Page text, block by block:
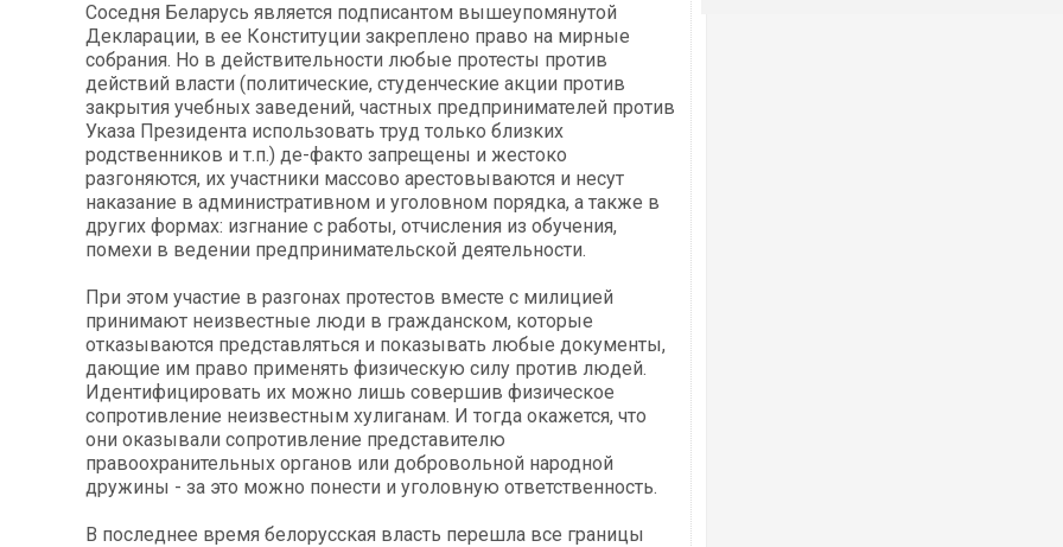
Соседня Беларусь является подписантом вышеупомянутой
Декларации, в ее Конституции закреплено право на мирные
собрания. Но в действительности любые протесты против
действий власти (политические, студенческие акции против
закрытия учебных заведений, частных предпринимателей против
Указа Президента использовать труд только близких
родственников и т.п.) де-факто запрещены и жестоко
разгоняются, их участники массово арестовываются и несут
наказание в административном и уголовном порядка, а также в
других формах: изгнание с работы, отчисления из обучения,
помехи в ведении предпринимательской деятельности.
При этом участие в разгонах протестов вместе с милицией
принимают неизвестные люди в гражданском, которые
отказываются представляться и показывать любые документы,
дающие им право применять физическую силу против людей.
Идентифицировать их можно лишь совершив физическое
сопротивление неизвестным хулиганам. И тогда окажется, что
они оказывали сопротивление представителю
правоохранительных органов или добровольной народной
дружины - за это можно понести и уголовную ответственность.
В последнее время белорусская власть перешла все границы